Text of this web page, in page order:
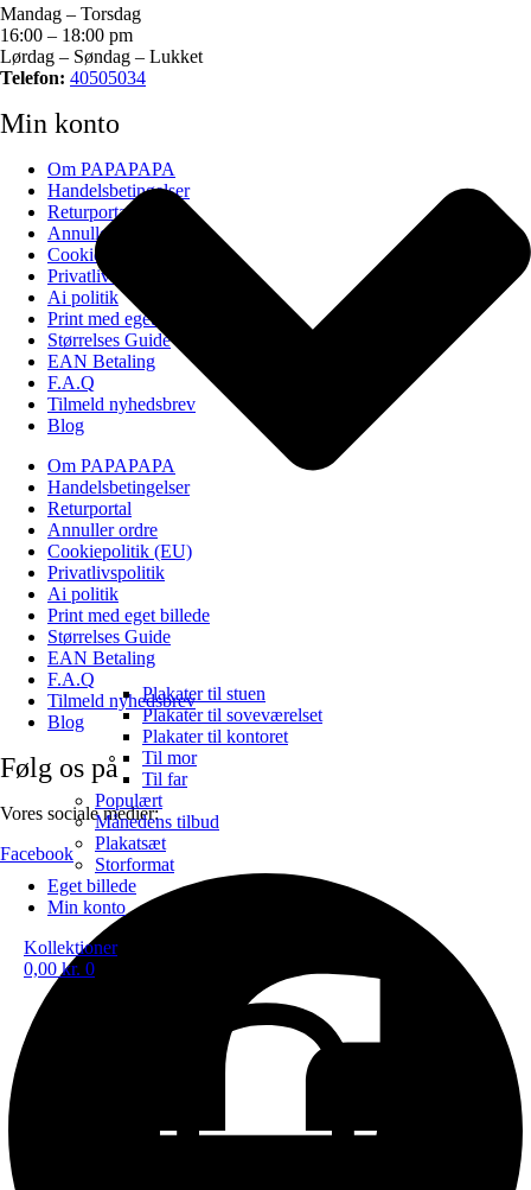
Plakater til stuen
Plakater til soveværelset
Plakater til kontoret
Til mor
Til far
Populært
Månedens tilbud
Plakatsæt
Storformat
Eget billede
Min konto
Kollektioner
0,00 kr. 0
Mandag – Torsdag
16:00 – 18:00 pm
Lørdag – Søndag – Lukket
Telefon: 40505034
Min konto
Om PAPAPAPA
Handelsbetingelser
Returportal
Annuller ordre
Cookiepolitik (EU)
Privatlivspolitik
Ai politik
Print med eget billede
Størrelses Guide
EAN Betaling
F.A.Q
Tilmeld nyhedsbrev
Blog
Om PAPAPAPA
Handelsbetingelser
Returportal
Annuller ordre
Cookiepolitik (EU)
Privatlivspolitik
Ai politik
Print med eget billede
Størrelses Guide
EAN Betaling
F.A.Q
Tilmeld nyhedsbrev
Blog
Følg os på
Vores sociale medier:
Facebook